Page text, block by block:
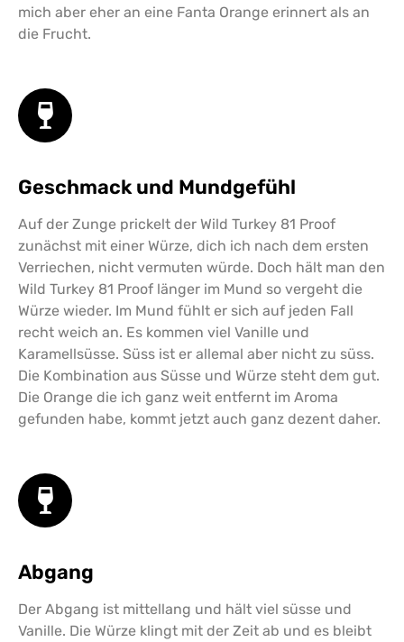
mich aber eher an eine Fanta Orange erinnert als an
die Frucht.
Geschmack und Mundgefühl
Auf der Zunge prickelt der Wild Turkey 81 Proof
zunächst mit einer Würze, dich ich nach dem ersten
Verriechen, nicht vermuten würde. Doch hält man den
Wild Turkey 81 Proof länger im Mund so vergeht die
Würze wieder. Im Mund fühlt er sich auf jeden Fall
recht weich an. Es kommen viel Vanille und
Karamellsüsse. Süss ist er allemal aber nicht zu süss.
Die Kombination aus Süsse und Würze steht dem gut.
Die Orange die ich ganz weit entfernt im Aroma
gefunden habe, kommt jetzt auch ganz dezent daher.
Abgang
Der Abgang ist mittellang und hält viel süsse und
Vanille. Die Würze klingt mit der Zeit ab und es bleibt